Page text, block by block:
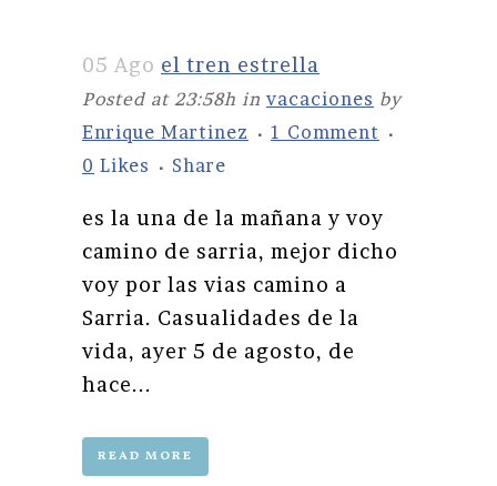
05 Ago el tren estrella
Posted at 23:58h in vacaciones by
Enrique Martinez
1 Comment
0 Likes Share
es la una de la mañana y voy
camino de sarria, mejor dicho
voy por las vias camino a
Sarria. Casualidades de la
vida, ayer 5 de agosto, de
hace...
READ MORE